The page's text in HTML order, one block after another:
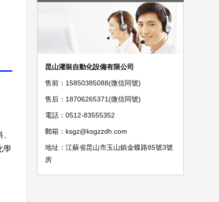
昆山灌裝自動化設備有限公司
售前：15850385088(微信同號)
售后：18706265371(微信同號)
電話：0512-83555352
郵箱：ksgz@ksgzzdh.com
地址：江蘇省昆山市玉山鎮金蝶路85號3號
房
學